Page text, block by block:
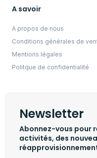
A savoir
A propos de nous
Conditions générales de
Mentions légales
Politque de confidentialité
Newsletter
Abonnez-vous pour
activités, des